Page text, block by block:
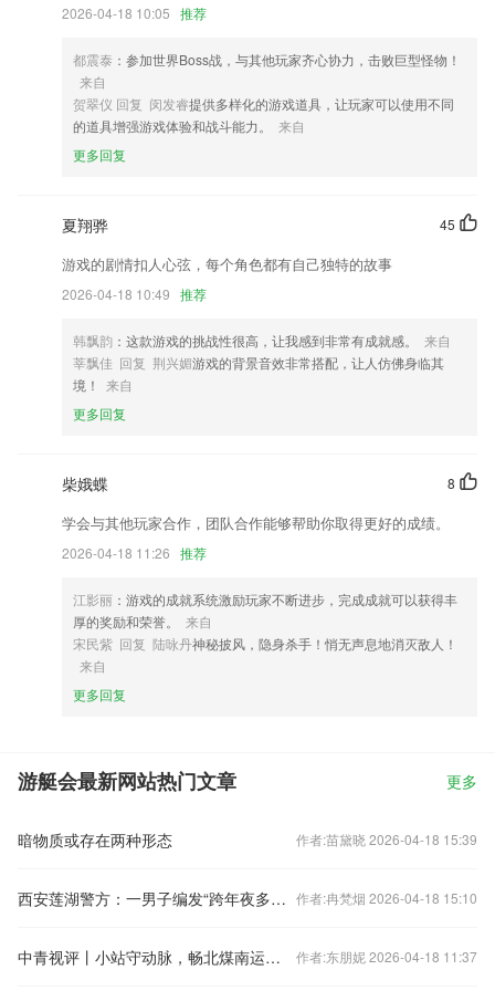
取消最少更新500字限制
新上线营销功能折扣券，修复已知问题
增加滤镜美颜倒计时，快来拍摄美好生活；看视频，上下滑动更顺手，就
是要你看得爽
联系我们
以上就是游艇会最新网站的介绍，如果您喜欢这款软件，您可以到应用商
2026-04-18 10:05 推荐
都震泰 ：参加世界Boss战，与其他玩家齐心协力，击败巨型怪物！
来自
贺翠仪 回复 闵发睿提供多样化的游戏道具，让玩家可以使用不同
的道具增强游戏体验和战斗能力。
来自
更多回复
45
夏翔骅
游戏的剧情扣人心弦，每个角色都有自己独特的故事
2026-04-18 10:49 推荐
韩飘韵 ：这款游戏的挑战性很高，让我感到非常有成就感。
来自
莘飘佳 回复 荆兴媚游戏的背景音效非常搭配，让人仿佛身临其
境！
来自
更多回复
8
柴娥蝶
学会与其他玩家合作，团队合作能够帮助你取得更好的成绩。
2026-04-18 11:26 推荐
江影丽 ：游戏的成就系统激励玩家不断进步，完成成就可以获得丰
厚的奖励和荣誉。
来自
宋民紫 回复 陆咏丹神秘披风，隐身杀手！悄无声息地消灭敌人！
来自
更多回复
游艇会最新网站热门文章 更多
暗物质或存在两种形态 作者:苗黛晓 2026-04-18 15:39
西安莲湖警方：一男子编发“跨年夜多地组织庆祝活动”不实信息被处罚 作者:冉梵烟 2026-04-18 15:10
中青视评丨小站守动脉，畅北煤南运之通途 作者:东朋妮 2026-04-18 11:37